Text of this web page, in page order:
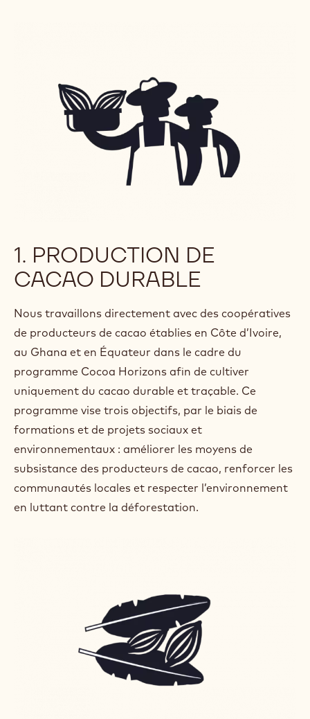
1. PRODUCTION DE
CACAO DURABLE
Nous travaillons directement avec des coopératives
de producteurs de cacao établies en Côte d’Ivoire,
au Ghana et en Équateur dans le cadre du
programme Cocoa Horizons afin de cultiver
uniquement du cacao durable et traçable. Ce
programme vise trois objectifs, par le biais de
formations et de projets sociaux et
environnementaux : améliorer les moyens de
subsistance des producteurs de cacao, renforcer les
communautés locales et respecter l’environnement
en luttant contre la déforestation.